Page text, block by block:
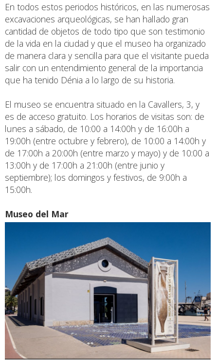
En todos estos periodos históricos, en las numerosas
excavaciones arqueológicas, se han hallado gran
cantidad de objetos de todo tipo que son testimonio
de la vida en la ciudad y que el museo ha organizado
de manera clara y sencilla para que el visitante pueda
salir con un entendimiento general de la importancia
que ha tenido Dénia a lo largo de su historia.
El museo se encuentra situado en la Cavallers, 3, y
es de acceso gratuito. Los horarios de visitas son: de
lunes a sábado, de 10:00 a 14:00h y de 16:00h a
19:00h (entre octubre y febrero), de 10:00 a 14:00h y
de 17:00h a 20:00h (entre marzo y mayo) y de 10:00 a
13:00h y de 17:00h a 21:00h (entre junio y
septiembre); los domingos y festivos, de 9:00h a
15:00h.
Museo del Mar